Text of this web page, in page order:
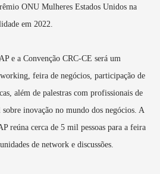
ONU Mulheres Estados Unidos na
em 2022.
e a Convenção CRC-CE será um
feira de negócios, participação de
além de palestras com profissionais de
inovação no mundo dos negócios. A
reúna cerca de 5 mil pessoas para a feira
de network e discussões.